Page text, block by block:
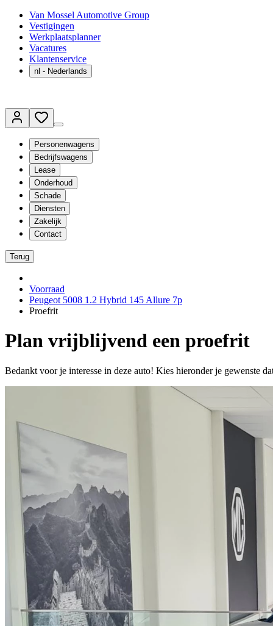
Van Mossel Automotive Group
Vestigingen
Werkplaatsplanner
Vacatures
Klantenservice
nl - Nederlands
Personenwagens
Bedrijfswagens
Lease
Onderhoud
Schade
Diensten
Zakelijk
Contact
Terug
Voorraad
Peugeot 5008 1.2 Hybrid 145 Allure 7p
Proefrit
Plan vrijblijvend een proefrit
Bedankt voor je interesse in deze auto! Kies hieronder je gewenste